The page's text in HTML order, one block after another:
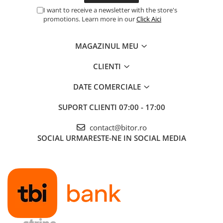
I want to receive a newsletter with the store's
promotions. Learn more in ourClick Aici
MAGAZINUL MEU
CLIENTI
DATE COMERCIALE
SUPORT CLIENTI 07:00 - 17:00
contact@bitor.ro
SOCIAL URMARESTE-NE IN SOCIAL MEDIA